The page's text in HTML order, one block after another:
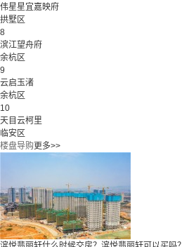
伟星星宜嘉映府
拱墅区
8
滨江望舟府
余杭区
9
云启玉渚
余杭区
10
天目云柯里
临安区
楼盘导购更多>>